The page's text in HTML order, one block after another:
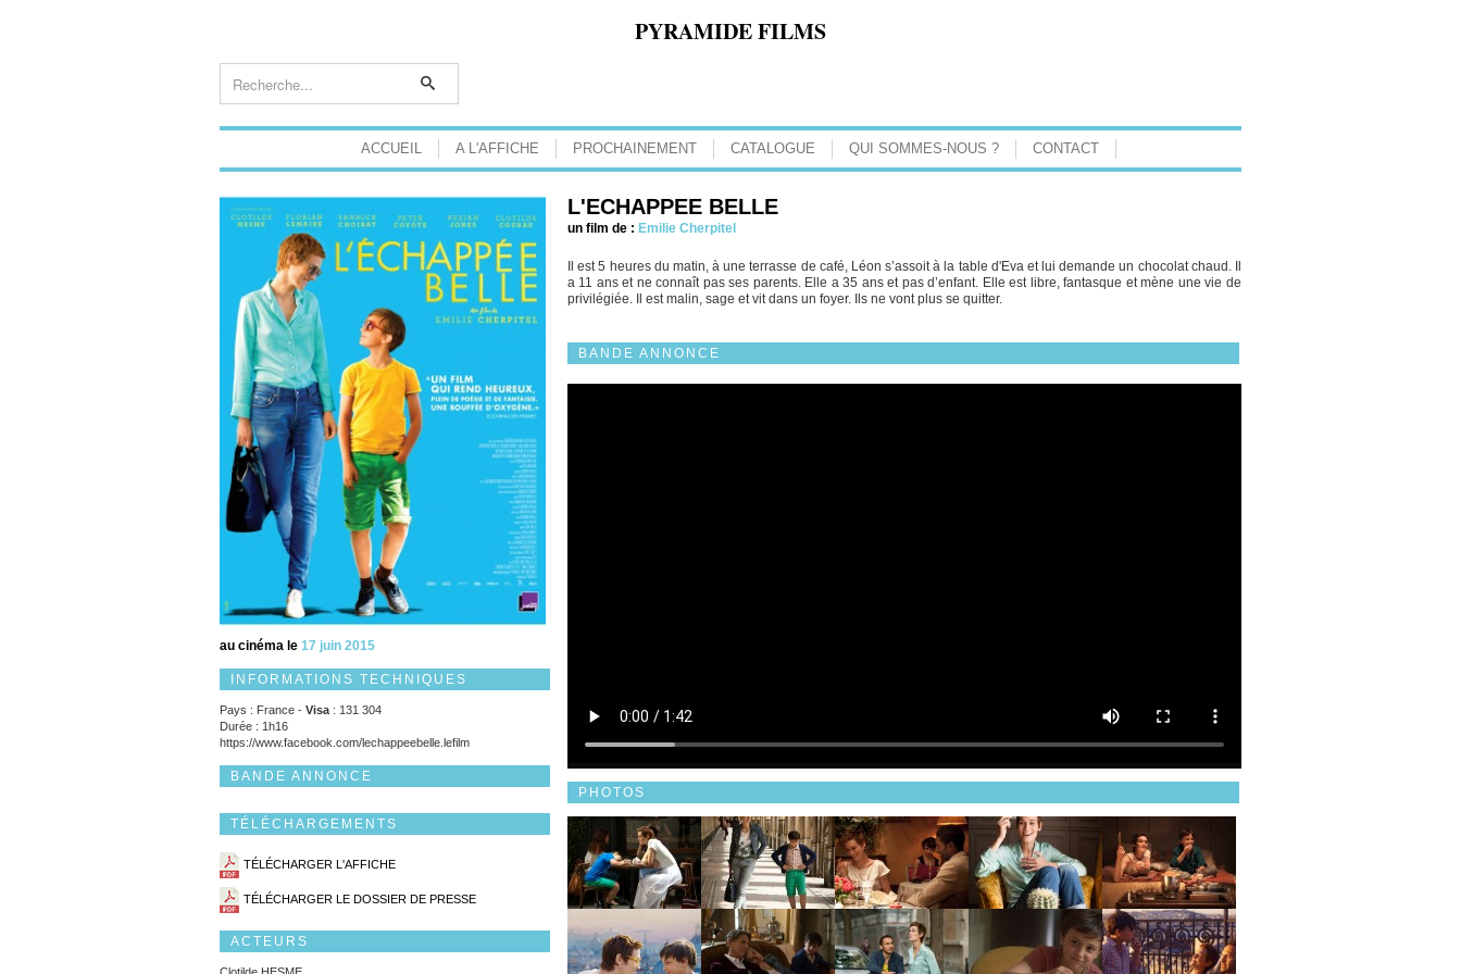
PYRAMIDE FILMS
ACCUEIL A L'AFFICHE PROCHAINEMENT CATALOGUE QUI SOMMES-NOUS ? CONTACT
au cinéma le 17 juin 2015
INFORMATIONS TECHNIQUES
Pays : France - Visa : 131 304
Durée : 1h16
https://www.facebook.com/lechappeebelle.lefilm
BANDE ANNONCE
TÉLÉCHARGEMENTS
TÉLÉCHARGER L'AFFICHE
TÉLÉCHARGER LE DOSSIER DE PRESSE
ACTEURS
L'ECHAPPEE BELLE
un film de : Emilie Cherpitel
Il est 5 heures du matin, à une terrasse de café, Léon s’assoit à la table d'Eva et lui demande un chocolat chaud. Il
a 11 ans et ne connaît pas ses parents. Elle a 35 ans et pas d’enfant. Elle est libre, fantasque et mène une vie de
privilégiée. Il est malin, sage et vit dans un foyer. Ils ne vont plus se quitter.
BANDE ANNONCE
PHOTOS